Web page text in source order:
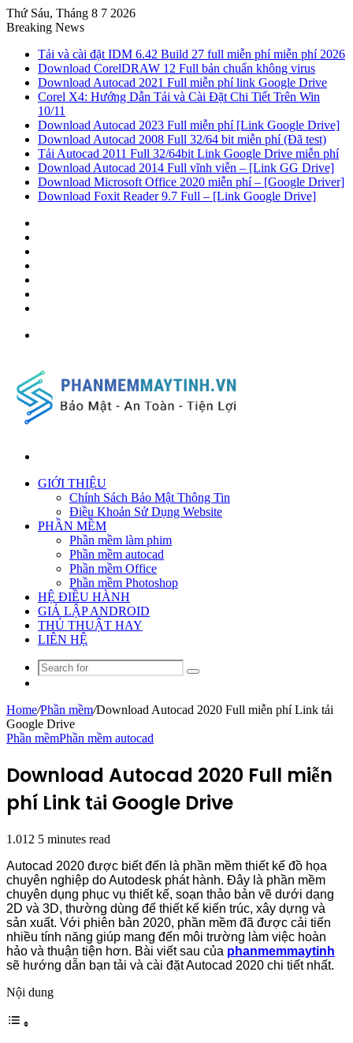
Thứ Sáu, Tháng 8 7 2026
Breaking News
Tải và cài đặt IDM 6.42 Build 27 full miễn phí miễn phí 2026
Download CorelDRAW 12 Full bản chuẩn không virus
Download Autocad 2021 Full miễn phí link Google Drive
Corel X4: Hướng Dẫn Tải và Cài Đặt Chi Tiết Trên Win
10/11
Download Autocad 2023 Full miễn phí [Link Google Drive]
Download Autocad 2008 Full 32/64 bit miễn phí (Đã test)
Tải Autocad 2011 Full 32/64bit Link Google Drive miễn phí
Download Autocad 2014 Full vĩnh viễn – [Link GG Drive]
Download Microsoft Office 2020 miễn phí – [Google Driver]
Download Foxit Reader 9.7 Full – [Link Google Drive]
GIỚI THIỆU
Chính Sách Bảo Mật Thông Tin
Điều Khoản Sử Dụng Website
PHẦN MỀM
Phần mềm làm phim
Phần mềm autocad
Phần mềm Office
Phần mềm Photoshop
HỆ ĐIỀU HÀNH
GIẢ LẬP ANDROID
THỦ THUẬT HAY
LIÊN HỆ
Search
Home/Phần mềm/Download Autocad 2020 Full miễn phí Link tải
Google Drive
Phần mềmPhần mềm autocad
Download Autocad 2020 Full miễn
phí Link tải Google Drive
1.012 5 minutes read
Autocad 2020 được biết đến là phần mềm thiết kế đồ họa
chuyên nghiệp do Autodesk phát hành. Đây là phần mềm
chuyên dụng phục vụ thiết kế, soạn thảo bản vẽ dưới dạng
2D và 3D, thường dùng để thiết kế kiến trúc, xây dựng và
sản xuất. Với phiên bản 2020, phần mềm đã được cải tiến
nhiều tính năng giúp mang đến môi trường làm việc hoàn
hảo và thuận tiện hơn. Bài viết sau của phanmemmaytinh
sẽ hướng dẫn bạn tải và cài đặt Autocad 2020 chi tiết nhất.
Nội dung